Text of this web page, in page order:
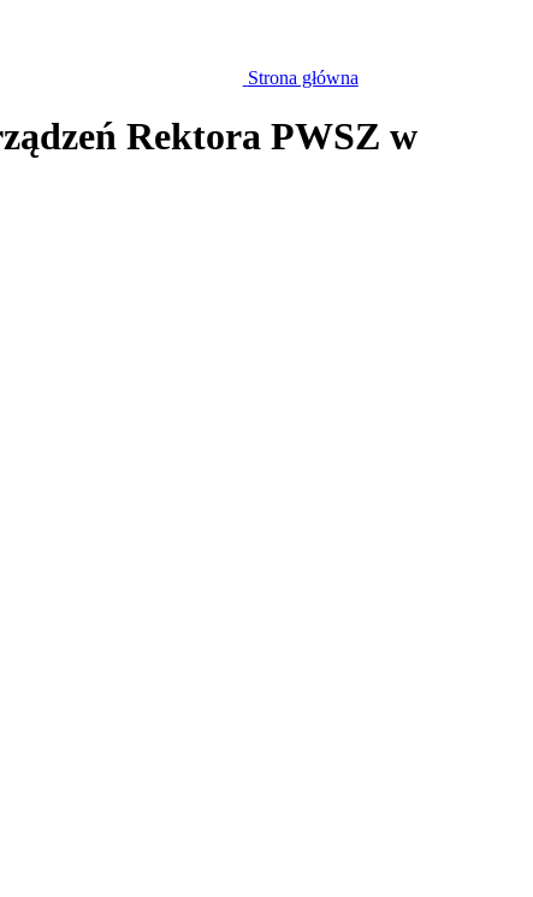
Strona główna
Rektora PWSZ w